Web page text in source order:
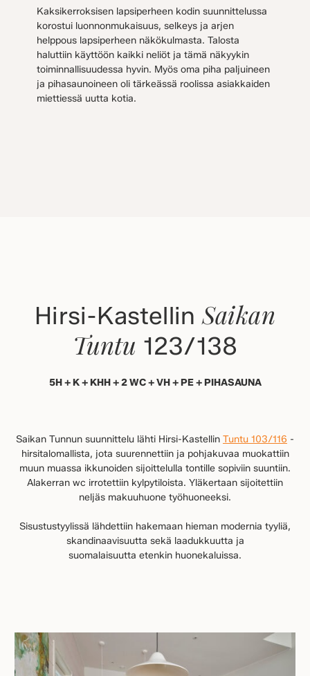
Kaksikerroksisen lapsiperheen kodin suunnittelussa
korostui luonnonmukaisuus, selkeys ja arjen
helppous lapsiperheen näkökulmasta. Talosta
haluttiin käyttöön kaikki neliöt ja tämä näkyykin
toiminnallisuudessa hyvin. Myös oma piha paljuineen
ja pihasaunoineen oli tärkeässä roolissa asiakkaiden
miettiessä uutta kotia.
Hirsi-KastellinSaikan
Tuntu 123/138
5H + K + KHH + 2 WC + VH + PE + PIHASAUNA
Saikan Tunnun suunnittelu lähti Hirsi-Kastellin Tuntu 103/116 -
hirsitalomallista, jota suurennettiin ja pohjakuvaa muokattiin
muun muassa ikkunoiden sijoittelulla tontille sopiviin suuntiin.
Alakerran wc irrotettiin kylpytiloista. Yläkertaan sijoitettiin
neljäs makuuhuone työhuoneeksi.
Sisustustyylissä lähdettiin hakemaan hieman modernia tyyliä,
skandinaavisuutta sekä laadukkuutta ja
suomalaisuutta etenkin huonekaluissa.